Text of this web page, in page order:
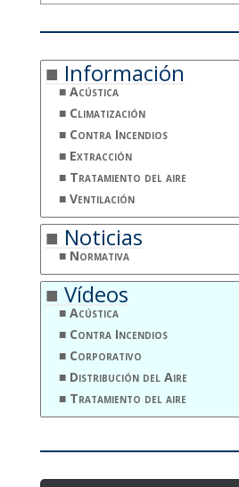
Información
Acústica
Climatización
Contra Incendios
Extracción
Tratamiento del aire
Ventilación
Noticias
Normativa
Vídeos
Acústica
Contra Incendios
Corporativo
Distribución del Aire
Tratamiento del aire